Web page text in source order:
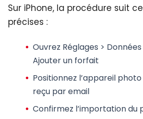
Sur iPhone, la procédure suit
précises :
Ouvrez Réglages >
Ajouter un forfait
Positionnez l’appareil
reçu par email
Confirmez l’importation du